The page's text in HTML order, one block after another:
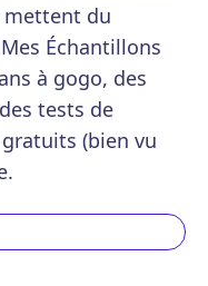
mettent du
Échantillons
à gogo, des
tests de
(bien vu